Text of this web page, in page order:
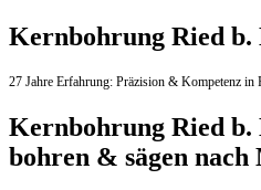
Kernbohrung Ried b.
27 Jahre Erfahrung: Präzision & Kompetenz in
Kernbohrung Ried b.
bohren & sägen nach